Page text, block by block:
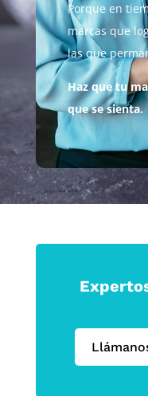
Porque en
marcas que
las que
Haz que tu
que se sienta.